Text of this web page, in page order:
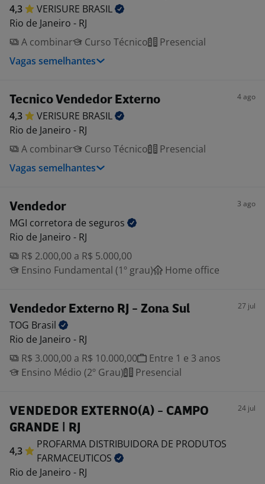
4,3 VERISURE BRASIL
Rio de Janeiro - RJ
A combinar
Curso Técnico
Presencial
Vagas semelhantes
Tecnico Vendedor Externo 4 ago
4,3 VERISURE BRASIL
Rio de Janeiro - RJ
A combinar
Curso Técnico
Presencial
Vagas semelhantes
Vendedor 3 ago
MGI corretora de seguros
Rio de Janeiro - RJ
R$ 2.000,00 a R$ 5.000,00
Ensino Fundamental (1º grau)
Home office
Vendedor Externo RJ - Zona Sul 27 jul
TOG Brasil
Rio de Janeiro - RJ
R$ 3.000,00 a R$ 10.000,00
Entre 1 e 3 anos
Ensino Médio (2º Grau)
Presencial
VENDEDOR EXTERNO(A) - CAMPO
GRANDE | RJ
24 jul
4,3
PROFARMA DISTRIBUIDORA DE PRODUTOS
FARMACEUTICOS
Rio de Janeiro - RJ